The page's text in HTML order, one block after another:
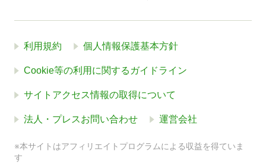
利用規約 個人情報保護基本方針
Cookie等の利用に関するガイドライン
サイトアクセス情報の取得について
法人・プレスお問い合わせ 運営会社
※本サイトはアフィリエイトプログラムによる収益を得ていま
す